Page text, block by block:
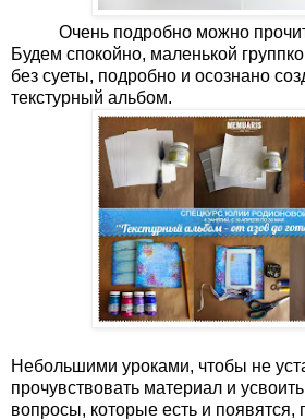
Очень подробно можно
Будем спокойно, маленькой
без суеты, подробно и осознано
текстурный альбом.
Небольшими уроками, чтобы не
прочувствовать материал и
вопросы, которые есть и появятся,